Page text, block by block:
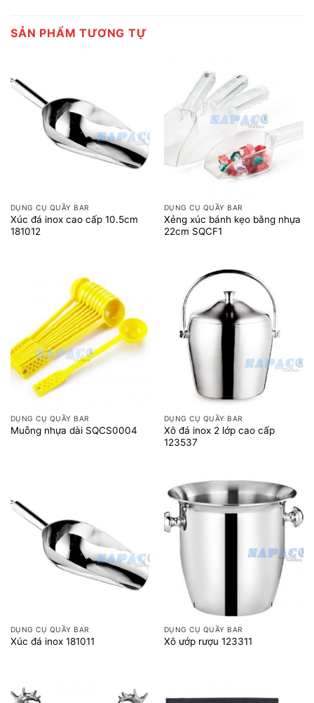
SẢN PHẨM TƯƠNG TỰ
DỤNG CỤ QUẦY BAR
Xúc đá inox cao cấp 10.5cm
181012
DỤNG CỤ QUẦY BAR
Xẻng xúc bánh kẹo bằng nhựa
22cm SQCF1
DỤNG CỤ QUẦY BAR
Muỗng nhựa dài SQCS0004
DỤNG CỤ QUẦY BAR
Xô đá inox 2 lớp cao cấp
123537
DỤNG CỤ QUẦY BAR
Xúc đá inox 181011
DỤNG CỤ QUẦY BAR
Xô ướp rượu 123311